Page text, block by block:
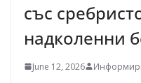
със
надколенни
June 12, 2026